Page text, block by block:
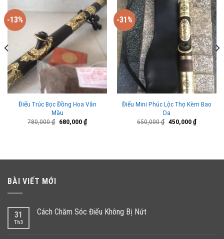
-13%
Điếu Trúc Bọc Đồng Hoa Văn
Màu
780,000₫ Giá
680,000₫Giá
hiện
-31%
Điếu Mini Phúc Lộc Thọ Kèm Bao
Da
650,000₫ Giá
450,000₫Giá
hiện
BÀI VIẾT MỚI
31
Th3
Cách Chăm Sóc Điếu Không Bị Nứt